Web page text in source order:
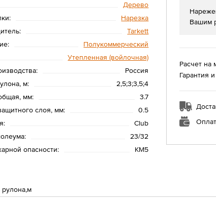
Дерево
Нарезка
Tarkett
Полукоммерческий
Утепленная (войлочная)
Россия
м:
2,5;3;3,5;4
мм:
3.7
слоя, мм:
0.5
Club
23/32
опасности:
КМ5
Вашим
Расчет на
Гарантия